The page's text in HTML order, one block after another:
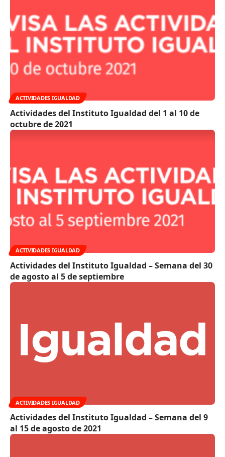
ACTIVIDADES IGUALDAD
Actividades del Instituto Igualdad del 1 al 10 de
octubre de 2021
ACTIVIDADES IGUALDAD
Actividades del Instituto Igualdad – Semana del 30
de agosto al 5 de septiembre
ACTIVIDADES IGUALDAD
Actividades del Instituto Igualdad – Semana del 9
al 15 de agosto de 2021